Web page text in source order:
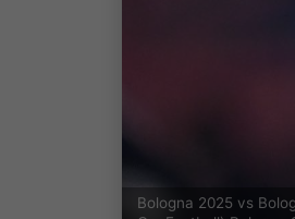
Bologna 2025 vs